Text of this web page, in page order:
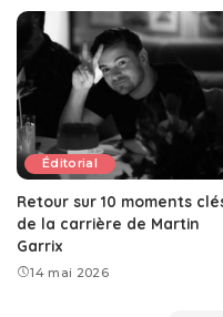
Éditorial
Retour sur 10 moments
de la carrière de Martin
Garrix
14 mai 2026